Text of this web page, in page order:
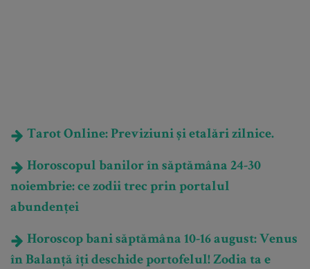
Tarot Online: Previziuni și etalări zilnice.
Horoscopul banilor în săptămâna 24-30
noiembrie: ce zodii trec prin portalul
abundenței
Horoscop bani săptămâna 10-16 august: Venus
în Balanță îți deschide portofelul! Zodia ta e